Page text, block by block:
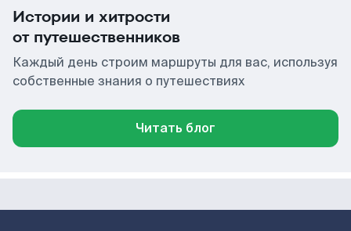
Истории и хитрости
от путешественников
Каждый день строим маршруты для вас, используя
собственные знания о путешествиях
Читать блог